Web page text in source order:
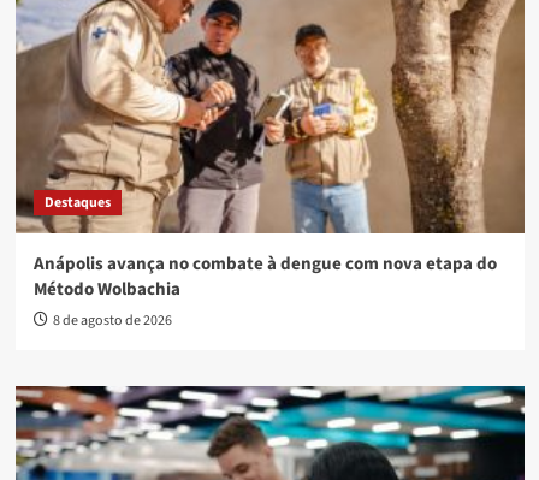
Destaques
Anápolis avança no combate à dengue com nova etapa do
Método Wolbachia
8 de agosto de 2026